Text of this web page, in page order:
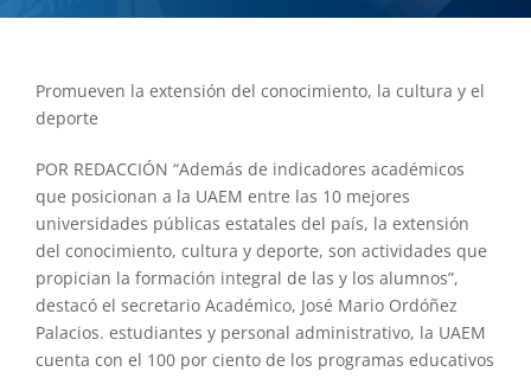
Promueven la extensión del conocimiento, la cultura y el
deporte
POR REDACCIÓN “Además de indicadores académicos
que posicionan a la UAEM entre las 10 mejores
universidades públicas estatales del país, la extensión
del conocimiento, cultura y deporte, son actividades que
propician la formación integral de las y los alumnos”,
destacó el secretario Académico, José Mario Ordóñez
Palacios. estudiantes y personal administrativo, la UAEM
cuenta con el 100 por ciento de los programas educativos